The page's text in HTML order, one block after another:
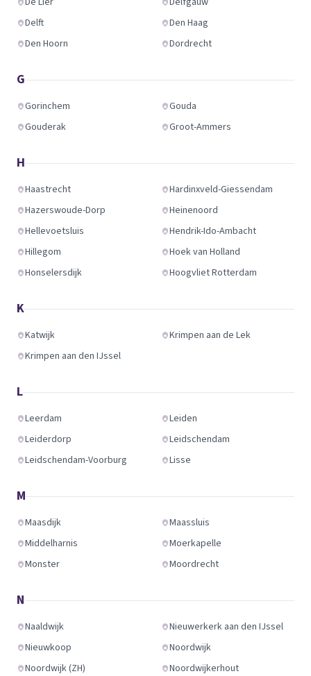
Delft
Den Haag
Den Hoorn
Dordrecht
G
Gorinchem
Gouda
Gouderak
Groot-Ammers
H
Haastrecht
Hardinxveld-Giessendam
Hazerswoude-Dorp
Heinenoord
Hellevoetsluis
Hendrik-Ido-Ambacht
Hillegom
Hoek van Holland
Honselersdijk
Hoogvliet Rotterdam
K
Katwijk
Krimpen aan de Lek
Krimpen aan den IJssel
L
Leerdam
Leiden
Leiderdorp
Leidschendam
Leidschendam-Voorburg
Lisse
M
Maasdijk
Maassluis
Middelharnis
Moerkapelle
Monster
Moordrecht
N
Naaldwijk
Nieuwerkerk aan den IJssel
Nieuwkoop
Noordwijk
Noordwijk (ZH)
Noordwijkerhout